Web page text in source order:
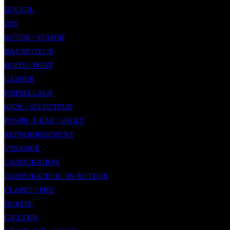
BOUGIE
CDI
ROTOR / STATOR
BAS MOTEUR
BOITE / PONT
CARTER
EMBIELLAGE
KICK / SELECTEUR
POMPE À EAU / HUILE
REFROIDISSEMENT
VIDANGE
CARBURATION
CARBURATEUR / INJECTEUR
CLAPET / PIPE
DURITE
GICLEUR